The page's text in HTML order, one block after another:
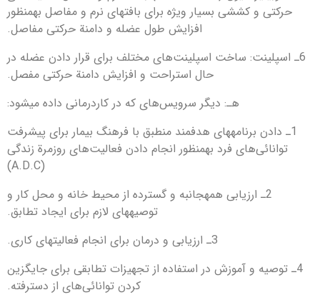
حركتی و كششی بسیار ویژه برای بافت‎های نرم و مفاصل به‎منظور
افزایش طول عضله و دامنة حركتی مفاصل.
6ـ اسپلینت: ساخت اسپلینت‌های مختلف برای قرار دادن عضله در
حال استراحت و افزایش دامنة حركتی مفصل.
هـ: دیگر سرویس‌های كه در كاردرمانی داده می‎شود:
1ـ دادن برنامه‎های هدفمند منطبق با فرهنگ بیمار برای پیشرفت
توانائی‌های فرد به‎منظور انجام دادن فعالیت‌های روزمرة زندگی
(A.D.C)
2ـ ارزیابی همه‎جانبه و گسترده از محیط خانه و محل كار و
توصیه‎های لازم برای ایجاد تطابق.
3ـ ارزیابی و درمان برای انجام فعالیت‎های كاری.
4ـ توصیه و آموزش در استفاده از تجهیزات تطابقی برای جایگزین
كردن توانائی‌های از دست‎رفته.